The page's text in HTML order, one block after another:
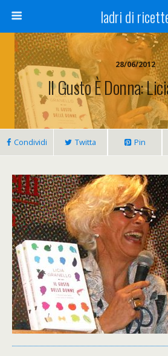
ladri di
28/06/2012
Il Gusto È Donna:
Condividi Twitta Pin